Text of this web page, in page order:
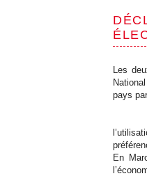
Les
pays
En